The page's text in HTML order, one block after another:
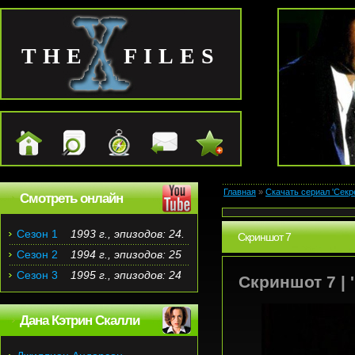
THE FILES
Главная » Скачать сериал
Скриншот 7
Скриншот 7 |
Смотреть онлайн
Сезон 1
1993 г., эпизодов: 24.
Сезон 2
1994 г., эпизодов: 25
Сезон 3
1995 г., эпизодов: 24
Дана Кэтрин Скалли